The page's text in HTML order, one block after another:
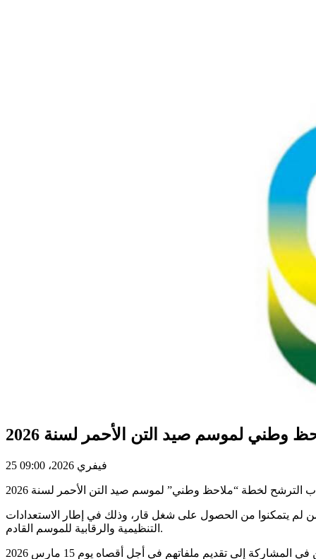
وطني لموسم صيد التن الأحمر لسنة 2026
25 فيفري 2026، 09:00
لم يتمكنوا من الحصول على شغل قار، وذلك في إطار الاستعدادات
التنظيمية والرقابية للموسم القادم.